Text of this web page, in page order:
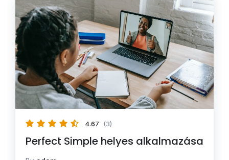
4.67 (3)
Perfect Simple helyes alkalmazása